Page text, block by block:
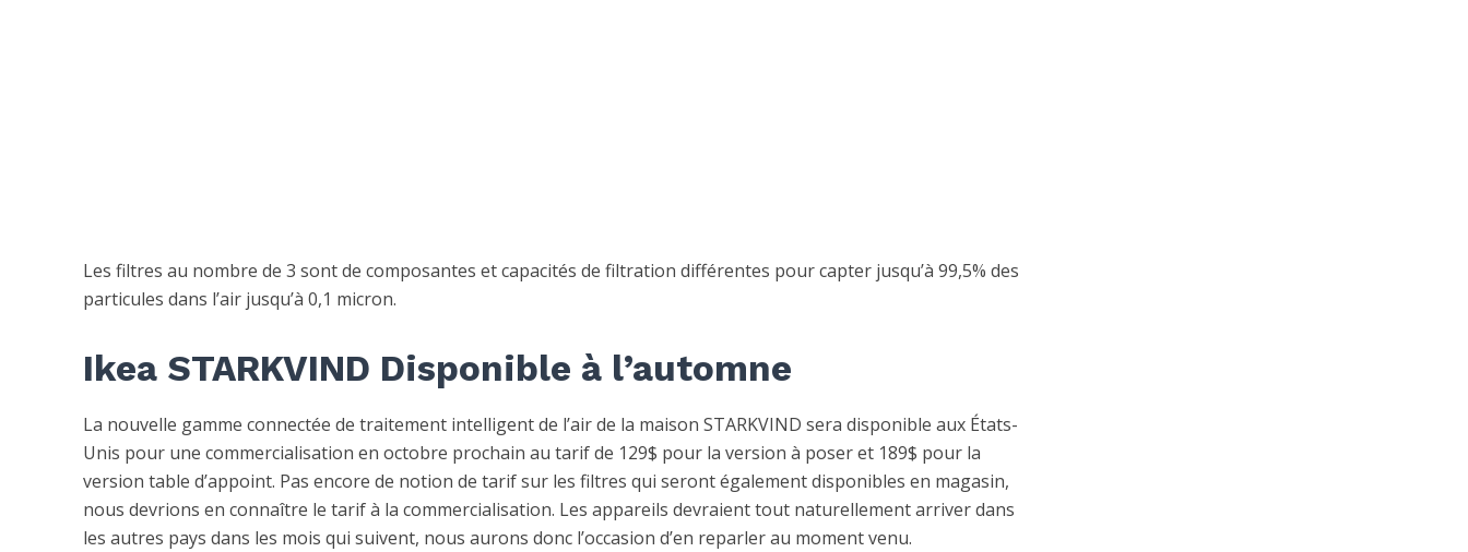
Les filtres au nombre de 3 sont de composantes et capacités de filtration différentes pour capter jusqu’à 99,5% des
particules dans l’air jusqu’à 0,1 micron.
Ikea STARKVIND Disponible à l’automne
La nouvelle gamme connectée de traitement intelligent de l’air de la maison STARKVIND sera disponible aux États-
Unis pour une commercialisation en octobre prochain au tarif de 129$ pour la version à poser et 189$ pour la
version table d’appoint. Pas encore de notion de tarif sur les filtres qui seront également disponibles en magasin,
nous devrions en connaître le tarif à la commercialisation. Les appareils devraient tout naturellement arriver dans
les autres pays dans les mois qui suivent, nous aurons donc l’occasion d’en reparler au moment venu.